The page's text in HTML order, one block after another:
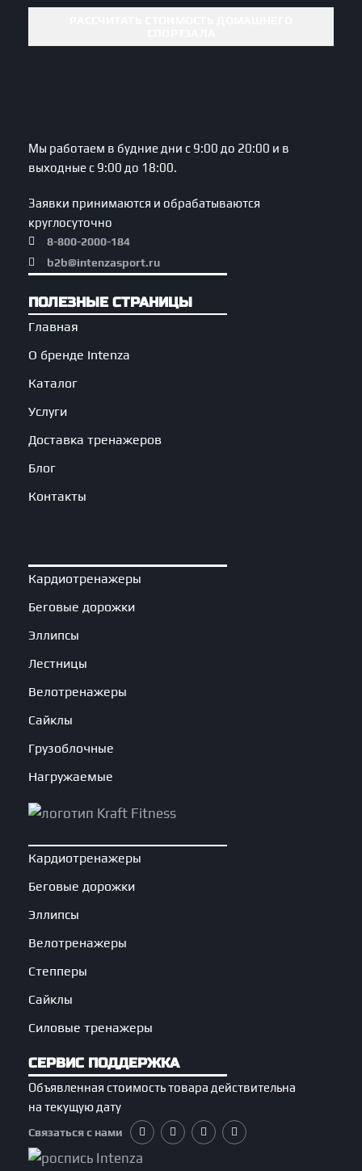
Мы работаем в будние дни с 9:00 до 20:00 и в
выходные с 9:00 до 18:00.
Заявки принимаются и обрабатываются
круглосуточно
8-800-2000-184
b2b@intenzasport.ru
ПОЛЕЗНЫЕ СТРАНИЦЫ
Главная
О бренде Intenza
Каталог
Услуги
Доставка тренажеров
Блог
Контакты
Кардиотренажеры
Беговые дорожки
Эллипсы
Лестницы
Велотренажеры
Сайклы
Грузоблочные
Нагружаемые
Кардиотренажеры
Беговые дорожки
Эллипсы
Велотренажеры
Степперы
Сайклы
Силовые тренажеры
СЕРВИС ПОДДЕРЖКА
Объявленная стоимость товара действительна
на текущую дату
Связаться с нами